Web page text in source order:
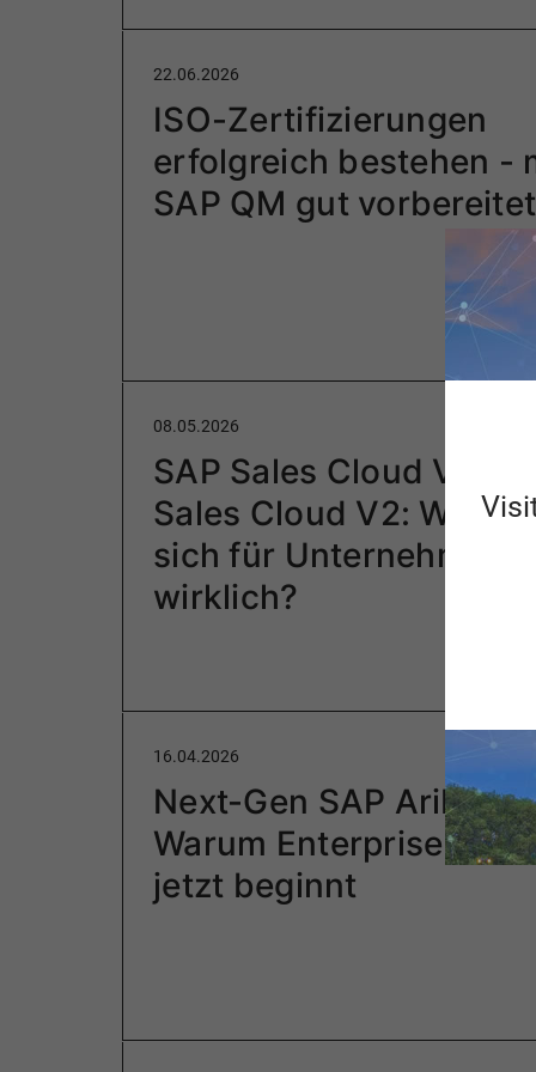
22.06.2026
ISO-Zertifizierungen
erfolgreich bestehen -
SAP QM gut vorbereitet
08.05.2026
SAP Sales Cloud V1 vs.
Sales Cloud V2: Was
sich für Unternehmen
wirklich?
16.04.2026
Next-Gen SAP Ariba
Warum Enterprise
jetzt beginnt